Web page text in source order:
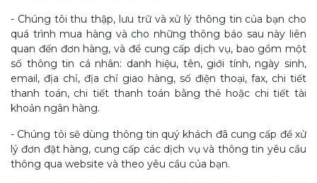
- Chúng tôi thu thập, lưu trữ và xử lý thông tin của bạn cho
quá trình mua hàng và cho những thông báo sau này liên
quan đến đơn hàng, và để cung cấp dịch vụ, bao gồm một
số thông tin cá nhân: danh hiệu, tên, giới tính, ngày sinh,
email, địa chỉ, địa chỉ giao hàng, số điện thoại, fax, chi tiết
thanh toán, chi tiết thanh toán bằng thẻ hoặc chi tiết tài
khoản ngân hàng.
- Chúng tôi sẽ dùng thông tin quý khách đã cung cấp để xử
lý đơn đặt hàng, cung cấp các dịch vụ và thông tin yêu cầu
thông qua website và theo yêu cầu của bạn.